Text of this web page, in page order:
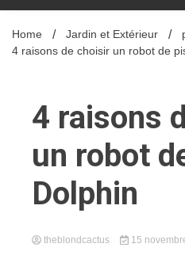
Home Jardin et Extérieur
4 raisons de choisir un robot de
4 raisons
un robot
Dolphin
theblondcactus 15